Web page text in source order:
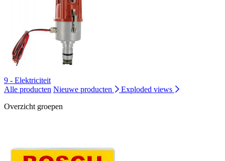
9 - Elektriciteit
Alle producten Nieuwe producten
Exploded views
Overzicht groepen